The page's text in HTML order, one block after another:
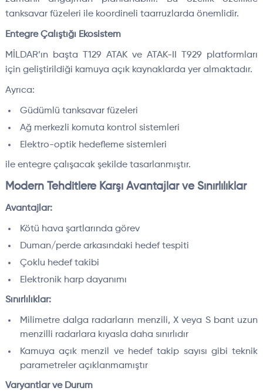
tanksavar füzeleri ile koordineli taarruzlarda önemlidir.
Entegre Çalıştığı Ekosistem
MİLDAR’ın başta T129 ATAK ve ATAK-II T929 platformları
için geliştirildiği kamuya açık kaynaklarda yer almaktadır.
Ayrıca:
Güdümlü tanksavar füzeleri
Ağ merkezli komuta kontrol sistemleri
Elektro-optik hedefleme sistemleri
ile entegre çalışacak şekilde tasarlanmıştır.
Modern Tehditlere Karşı Avantajlar ve Sınırlılıklar
Avantajlar:
Kötü hava şartlarında görev
Duman/perde arkasındaki hedef tespiti
Çoklu hedef takibi
Elektronik harp dayanımı
Sınırlılıklar:
Milimetre dalga radarların menzili, X veya S bant uzun
menzilli radarlara kıyasla daha sınırlıdır
Kamuya açık menzil ve hedef takip sayısı gibi teknik
parametreler açıklanmamıştır
Varyantlar ve Durum